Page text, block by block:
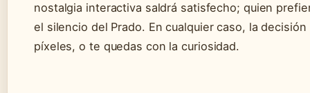
nostalgia interactiva saldrá satisfecho; quien
el silencio del Prado. En cualquier caso, la
píxeles, o te quedas con la curiosidad.